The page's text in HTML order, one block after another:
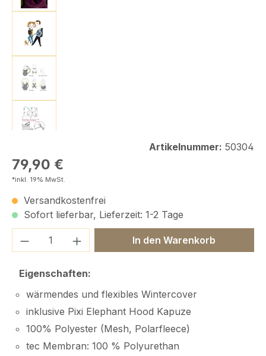
Artikelnummer: 50304
Regulärer Preis:
79,90 €
*inkl. 19% MwSt.
Versandkostenfrei
Sofort lieferbar, Lieferzeit: 1-2 Tage
Produkt Anzahl: Gib denIn den Warenkorb
Eigenschaften:
wärmendes und flexibles Wintercover
inklusive Pixi Elephant Hood Kapuze
100% Polyester (Mesh, Polarfleece)
tec Membran: 100 % Polyurethan